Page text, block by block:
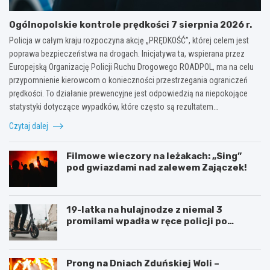
Ogólnopolskie kontrole prędkości 7 sierpnia 2026 r.
Policja w całym kraju rozpoczyna akcję „PRĘDKOŚĆ”, której celem jest
poprawa bezpieczeństwa na drogach. Inicjatywa ta, wspierana przez
Europejską Organizację Policji Ruchu Drogowego ROADPOL, ma na celu
przypomnienie kierowcom o konieczności przestrzegania ograniczeń
prędkości. To działanie prewencyjne jest odpowiedzią na niepokojące
statystyki dotyczące wypadków, które często są rezultatem…
Czytaj dalej
Filmowe wieczory na leżakach: „Sing”
pod gwiazdami nad zalewem Zajączek!
19-latka na hulajnodze z niemal 3
promilami wpadła w ręce policji po
Prong na Dniach Zduńskiej Woli –